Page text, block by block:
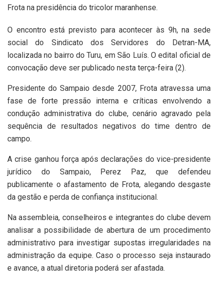
Frota na presidência do tricolor maranhense.
O encontro está previsto para acontecer às 9h, na sede
social do Sindicato dos Servidores do Detran-MA,
localizada no bairro do Turu, em São Luís. O edital oficial de
convocação deve ser publicado nesta terça-feira (2).
Presidente do Sampaio desde 2007, Frota atravessa uma
fase de forte pressão interna e críticas envolvendo a
condução administrativa do clube, cenário agravado pela
sequência de resultados negativos do time dentro de
campo.
A crise ganhou força após declarações do vice-presidente
jurídico do Sampaio, Perez Paz, que defendeu
publicamente o afastamento de Frota, alegando desgaste
da gestão e perda de confiança institucional.
Na assembleia, conselheiros e integrantes do clube devem
analisar a possibilidade de abertura de um procedimento
administrativo para investigar supostas irregularidades na
administração da equipe. Caso o processo seja instaurado
e avance, a atual diretoria poderá ser afastada.